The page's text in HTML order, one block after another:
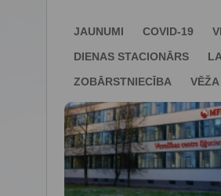
JAUNUMI COVID-19
DIENAS STACIONĀRS
ZOBĀRSTNIECĪBA